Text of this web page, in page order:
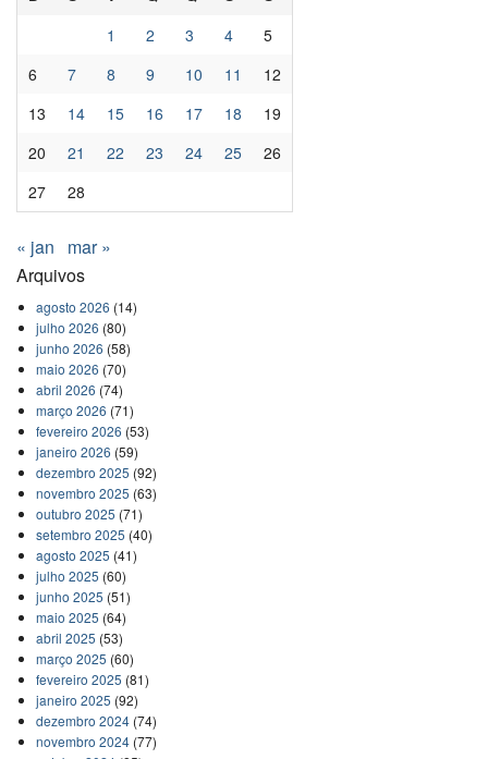
1
2 3 4
5
6
7 8 9 10 11
12
13
14 15 16 17 18
19
20
21 22 23 24 25
26
27
28
« jan
mar »
Arquivos
agosto 2026 (14)
julho 2026 (80)
junho 2026 (58)
maio 2026 (70)
abril 2026 (74)
março 2026 (71)
fevereiro 2026 (53)
janeiro 2026 (59)
dezembro 2025 (92)
novembro 2025 (63)
outubro 2025 (71)
setembro 2025 (40)
agosto 2025 (41)
julho 2025 (60)
junho 2025 (51)
maio 2025 (64)
abril 2025 (53)
março 2025 (60)
fevereiro 2025 (81)
janeiro 2025 (92)
dezembro 2024(74)
novembro 2024(77)